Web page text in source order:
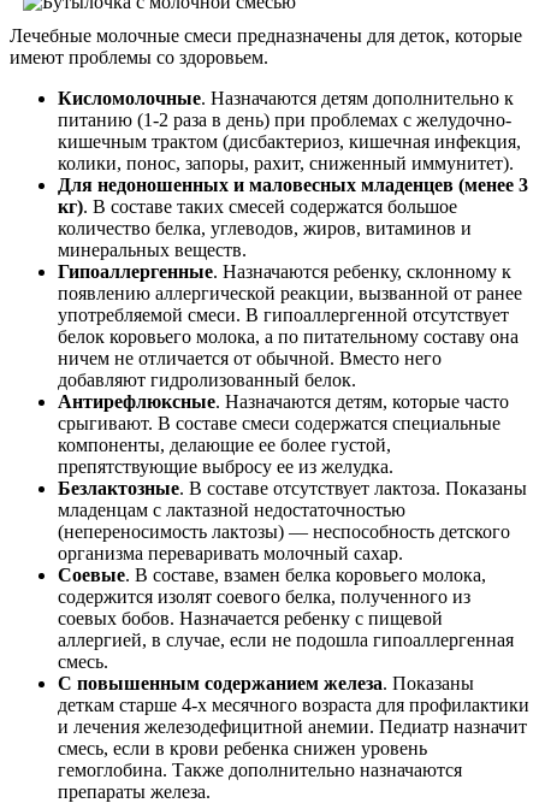
Лечебные молочные смеси предназначены для деток, которые
имеют проблемы со здоровьем.
Кисломолочные. Назначаются детям дополнительно к
питанию (1-2 раза в день) при проблемах с желудочно-
кишечным трактом (дисбактериоз, кишечная инфекция,
колики, понос, запоры, рахит, сниженный иммунитет).
Для недоношенных и маловесных младенцев (менее 3
кг). В составе таких смесей содержатся большое
количество белка, углеводов, жиров, витаминов и
минеральных веществ.
Гипоаллергенные. Назначаются ребенку, склонному к
появлению аллергической реакции, вызванной от ранее
употребляемой смеси. В гипоаллергенной отсутствует
белок коровьего молока, а по питательному составу она
ничем не отличается от обычной. Вместо него
добавляют гидролизованный белок.
Антирефлюксные. Назначаются детям, которые часто
срыгивают. В составе смеси содержатся специальные
компоненты, делающие ее более густой,
препятствующие выбросу ее из желудка.
Безлактозные. В составе отсутствует лактоза. Показаны
младенцам с лактазной недостаточностью
(непереносимость лактозы) — неспособность детского
организма переваривать молочный сахар.
Соевые. В составе, взамен белка коровьего молока,
содержится изолят соевого белка, полученного из
соевых бобов. Назначается ребенку с пищевой
аллергией, в случае, если не подошла гипоаллергенная
смесь.
С повышенным содержанием железа. Показаны
деткам старше 4-х месячного возраста для профилактики
и лечения железодефицитной анемии. Педиатр назначит
смесь, если в крови ребенка снижен уровень
гемоглобина. Также дополнительно назначаются
препараты железа.